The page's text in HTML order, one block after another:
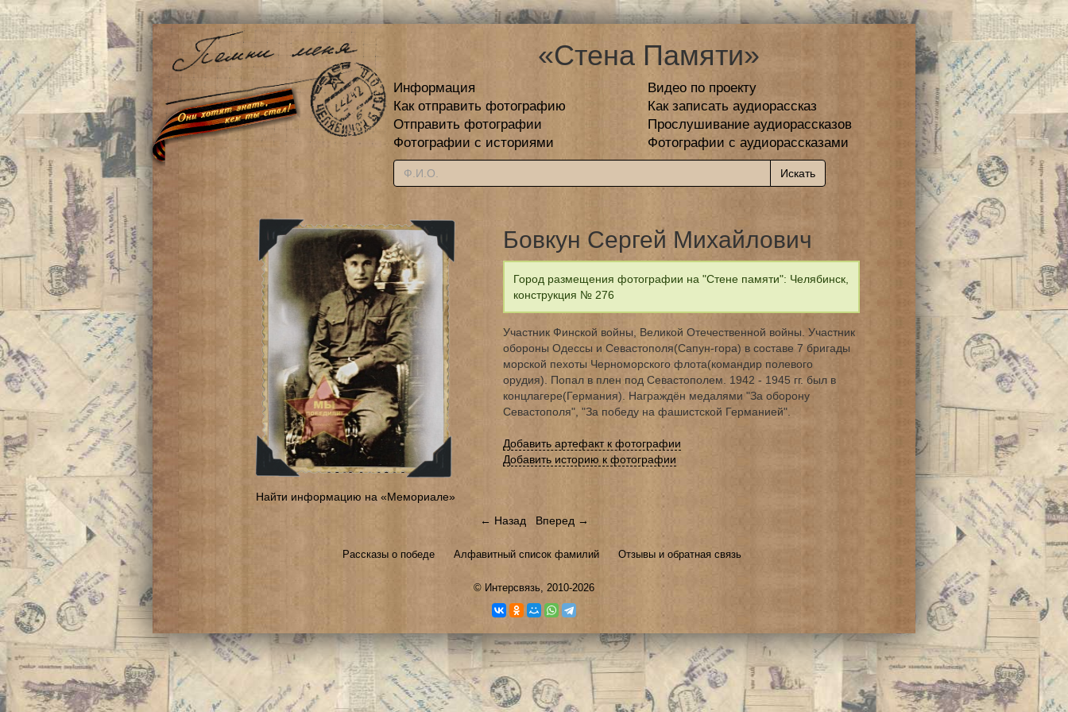
«Стена Памяти»
Информация
Видео по проекту
Как отправить фотографию
Как записать аудиорассказ
Отправить фотографии
Прослушивание аудиорассказов
Фотографии с историями
Фотографии с аудиорассказами
Найти информацию на «Мемориале»
Бовкун Сергей Михайлович
Город размещения фотографии на "Стене памяти": Челябинск,
конструкция № 276
Участник Финской войны, Великой Отечественной войны. Участник
обороны Одессы и Севастополя(Сапун-гора) в составе 7 бригады
морской пехоты Черноморского флота(командир полевого
орудия). Попал в плен под Севастополем. 1942 - 1945 гг. был в
концлагере(Германия). Награждён медалями "За оборону
Севастополя", "За победу на фашистской Германией".
Добавить артефакт к фотографии
Добавить историю к фотографии
← Назад Вперед →
Рассказы о победе Алфавитный список фамилий Отзывы и обратная связь
© Интерсвязь, 2010-2026